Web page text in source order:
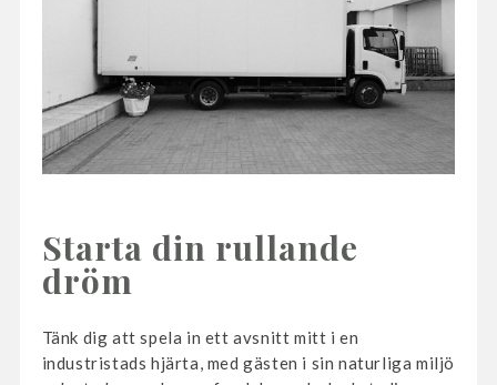
Starta din rullande
dröm
Tänk dig att spela in ett avsnitt mitt i en
industristads hjärta, med gästen i sin naturliga miljö